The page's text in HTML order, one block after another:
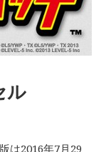
ル
は2016年7月29